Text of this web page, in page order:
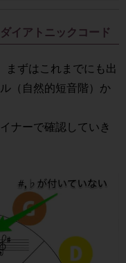
イアトニックコード
まずはこれまでにも出
（自然的短音階）か
ナーで確認していき